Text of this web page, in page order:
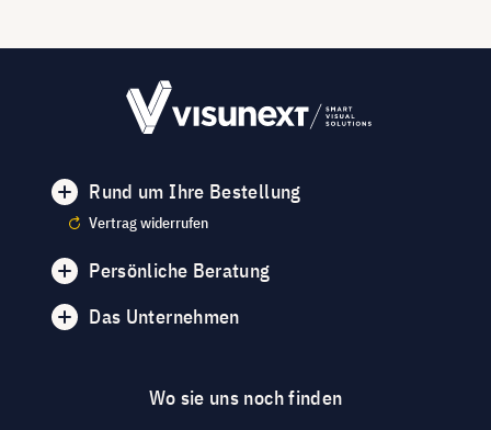
Rund um Ihre Bestellung
Vertrag widerrufen
Persönliche Beratung
Das Unternehmen
Wo sie uns noch finden